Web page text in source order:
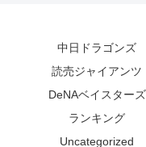
中日ドラゴンズ
読売ジャイアンツ
DeNAベイスターズ
ランキング
Uncategorized